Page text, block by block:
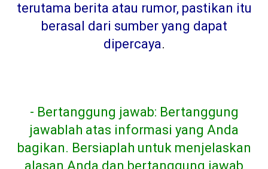
terutama berita atau rumor, pastikan itu
berasal dari sumber yang dapat
dipercaya.
- Bertanggung jawab: Bertanggung
jawablah atas informasi yang Anda
bagikan. Bersiaplah untuk menjelaskan
alasan Anda dan bertanggung jawab